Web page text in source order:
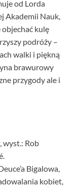
od Lorda
Akademii Nauk,
kulę
podróży –
walki i piękną
brawurowy
przygody ale i
wyst.: Rob
Bigalowa,
kobiet,